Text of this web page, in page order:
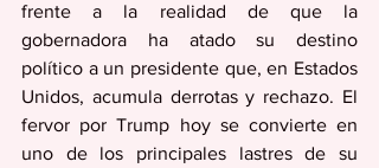
frente a la realidad de que la
gobernadora ha atado su destino
político a un presidente que, en Estados
Unidos, acumula derrotas y rechazo. El
fervor por Trump hoy se convierte en
uno de los principales lastres de su